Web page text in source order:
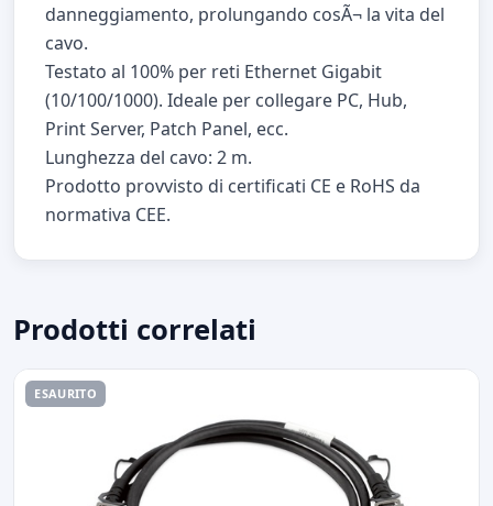
danneggiamento, prolungando cosÃ¬ la vita del
cavo.
Testato al 100% per reti Ethernet Gigabit
(10/100/1000). Ideale per collegare PC, Hub,
Print Server, Patch Panel, ecc.
Lunghezza del cavo: 2 m.
Prodotto provvisto di certificati CE e RoHS da
normativa CEE.
Prodotti correlati
ESAURITO